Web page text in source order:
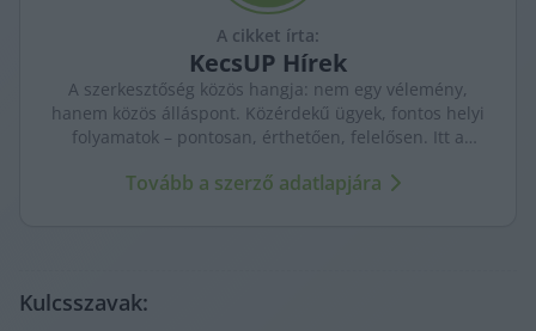
A cikket írta:
KecsUP Hírek
A szerkesztőség közös hangja: nem egy vélemény,
hanem közös álláspont. Közérdekű ügyek, fontos helyi
folyamatok – pontosan, érthetően, felelősen. Itt a
Tovább a szerző adatlapjára
Kulcsszavak: